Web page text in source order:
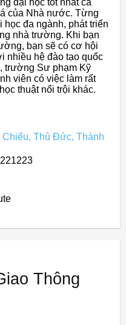
của Nhà nước. Từng
đa ngành, phát triển
nhà trường. Khi bạn
bạn sẽ có cơ hội
nhiều hệ đào tạo quốc
trường Sư phạm Kỹ
viên có việc làm rất
thuật nổi trội khác.
Thủ Đức, Thành
Thông